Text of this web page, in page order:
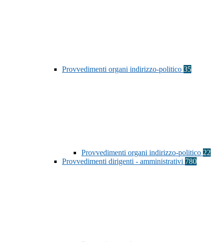
Provvedimenti organi indirizzo-politico 35
Provvedimenti organi indirizzo-politico 22
Provvedimenti dirigenti - amministrativi 780